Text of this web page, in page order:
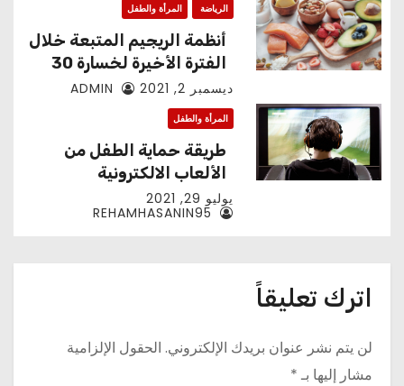
الرياضة المرأة والطفل
أنظمة الريجيم المتبعة خلال
الفترة الأخيرة لخسارة 30
كيلو في شهر
ديسمبر 2, 2021
المرأة والطفل
طريقة حماية الطفل من
الألعاب الالكترونية
يوليو 29, 2021
اترك تعليقاً
لن يتم نشر عنوان بريدك الإلكتروني. الحقول الإلزامية
مشار إليها بـ*